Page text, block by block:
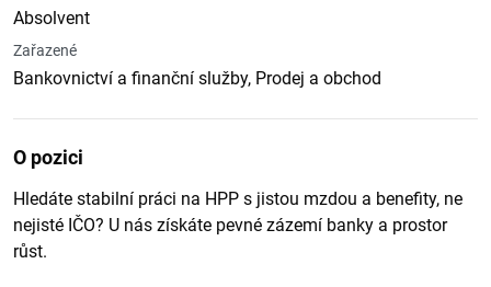
Absolvent
Zařazené
Bankovnictví a finanční služby, Prodej a obchod
O pozici
Hledáte stabilní práci na HPP s jistou mzdou a benefity, ne
nejisté IČO? U nás získáte pevné zázemí banky a prostor
růst.